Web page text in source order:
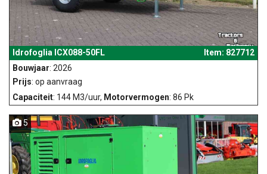
Idrofoglia ICX088-50FL
Item: 827712
Bouwjaar: 2026
Prijs: op aanvraag
Capaciteit: 144 M3/uur, Motorvermogen: 86 Pk
5